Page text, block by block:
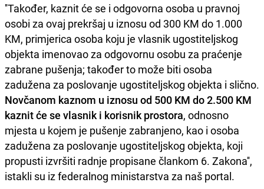
''Također, kaznit će se i odgovorna osoba u pravnoj
osobi za ovaj prekršaj u iznosu od 300 KM do 1.000
KM, primjerica osoba koju je vlasnik ugostiteljskog
objekta imenovao za odgovornu osobu za praćenje
zabrane pušenja; također to može biti osoba
zadužena za poslovanje ugostiteljskog objekta i slično.
Novčanom kaznom u iznosu od 500 KM do 2.500 KM
kaznit će se vlasnik i korisnik prostora, odnosno
mjesta u kojem je pušenje zabranjeno, kao i osoba
zadužena za poslovanje ugostiteljskog objekta, koji
propusti izvršiti radnje propisane člankom 6. Zakona'',
istakli su iz federalnog ministarstva za naš portal.